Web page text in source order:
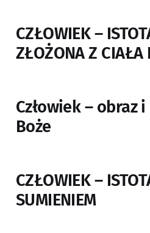
CZŁOWIEK –
ZŁOŻONA Z CIAŁA
Człowiek – obraz
Boże
CZŁOWIEK –
SUMIENIEM